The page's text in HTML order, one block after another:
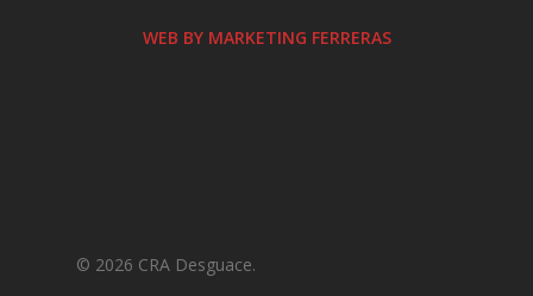
WEB BY MARKETING FERRERAS
© 2026 CRA Desguace.